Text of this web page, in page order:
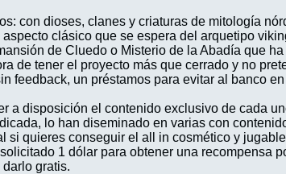
con dioses, clanes y criaturas de mitología
clásico que se espera del arquetipo
de Cluedo o Misterio de la Abadía que
de tener el proyecto más que cerrado y no
feedback, un préstamos para evitar al banco
a disposición el contenido exclusivo de cada
lo han diseminado en varias con
si quieres conseguir el all in cosmético y
1 dólar para obtener una recompensa
gratis.